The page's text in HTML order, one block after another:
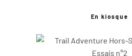
En kiosque